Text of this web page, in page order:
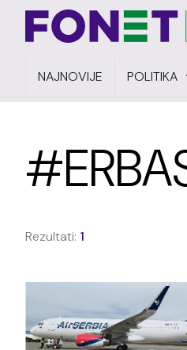
NAJNOVIJE POLITIKA
Rezultati: 1